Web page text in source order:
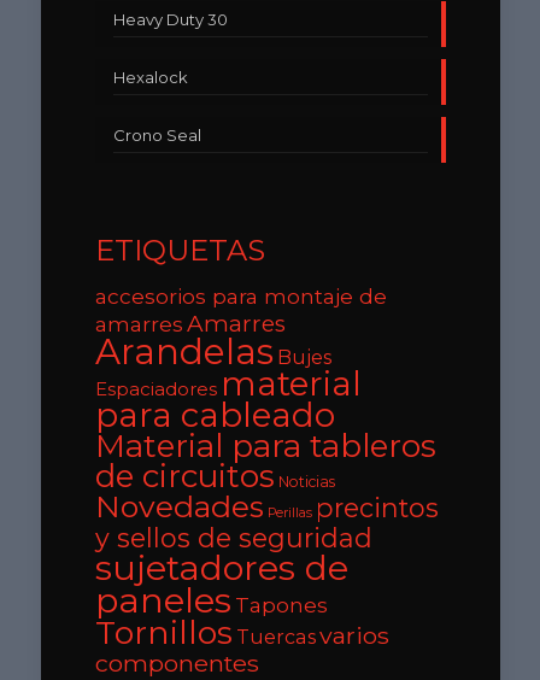
Heavy Duty 30
Hexalock
Crono Seal
ETIQUETAS
accesorios para montaje de
amarresAmarres
Arandelas Bujes
Espaciadores material
para cableado
Material para tableros
de circuitos Noticias
Novedades Perillas precintos
y sellos de seguridad
sujetadores de
paneles Tapones
Tornillos Tuercasvarios
componentes